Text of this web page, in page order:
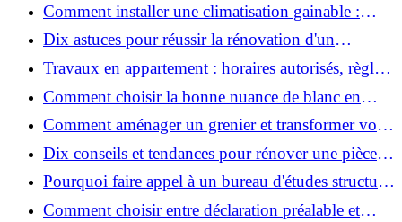
Comment installer une climatisation gainable :
coût, étapes et conseils ?
Dix astuces pour réussir la rénovation d'un
appartement
Travaux en appartement : horaires autorisés, règles
et bonnes pratiques
Comment choisir la bonne nuance de blanc en
décoration et éviter les pièges ?
Comment aménager un grenier et transformer vos
combles en espace habitable ?
Dix conseils et tendances pour rénover une pièce
de la maison
Pourquoi faire appel à un bureau d'études structure
pour garantir la sécurité de vos rénovations ?
Comment choisir entre déclaration préalable et